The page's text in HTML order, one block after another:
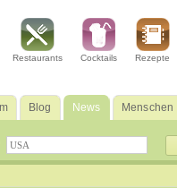
Restaurants Cocktails Rezepte
Blog News Menschen